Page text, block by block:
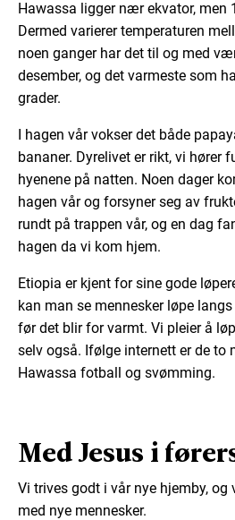
Hawassa ligger nær ekvator, men
Dermed varierer temperaturen
noen ganger har det til og med
desember, og det varmeste som
grader.
I hagen vår vokser det både
bananer. Dyrelivet er rikt, vi hører
hyenene på natten. Noen dager
hagen vår og forsyner seg av
rundt på trappen vår, og en dag
hagen da vi kom hjem.
Etiopia er kjent for sine gode
kan man se mennesker løpe
før det blir for varmt. Vi pleier å
selv også. Ifølge internett er de to
Hawassa fotball og svømming.
Med Jesus i
Vi trives godt i vår nye hjemby,
med nye mennesker.